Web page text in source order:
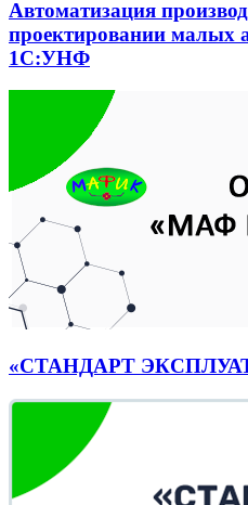
Автоматизация
проектировании малых
1С:УНФ
«СТАНДАРТ